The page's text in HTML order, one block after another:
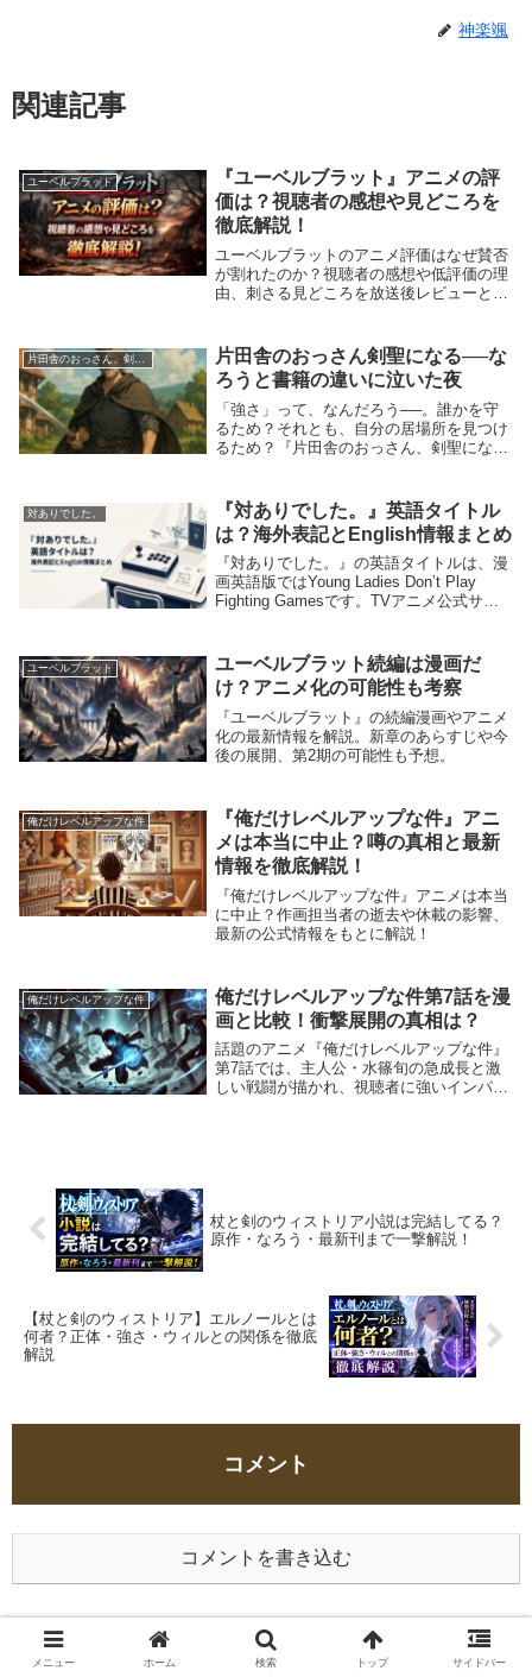
神楽颯
関連記事
ユーベルブラット
『ユーベルブラット』アニメの評
価は？視聴者の感想や見どころを
徹底解説！
ユーベルブラットのアニメ評価はなぜ賛否
が割れたのか？視聴者の感想や低評価の理
由、刺さる見どころを放送後レビューと
片田舎のおっさん、剣聖になる
片田舎のおっさん剣聖になる──な
ろうと書籍の違いに泣いた夜
「強さ」って、なんだろう──。誰かを守
るため？それとも、自分の居場所を見つけ
るため？『片田舎のおっさん、剣聖にな
が、弟子たちの成長と向き合いながら、自
分自身を取り戻...
対ありでした。
『対ありでした。』英語タイトル
は？海外表記とEnglish情報まとめ
『対ありでした。』の英語タイトルは、漫
画英語版ではYoung Ladies Don’t Play
Fighting Gamesです。TVアニメ公式サイ
い～』と...
ユーベルブラット
ユーベルブラット続編は漫画だ
け？アニメ化の可能性も考察
『ユーベルブラット』の続編漫画やアニメ
化の最新情報を解説。新章のあらすじや今
後の展開、第2期の可能性も予想。
俺だけレベルアップな件
『俺だけレベルアップな件』アニ
メは本当に中止？噂の真相と最新
情報を徹底解説！
『俺だけレベルアップな件』アニメは本当
に中止？作画担当者の逝去や休載の影響、
最新の公式情報をもとに解説！
俺だけレベルアップな件
俺だけレベルアップな件第7話を漫
画と比較！衝撃展開の真相は？
話題のアニメ『俺だけレベルアップな件』
第7話では、主人公・水篠旬の急成長と激
しい戦闘が描かれ、視聴者に強いインパク
杖と剣のウィストリア小説は完結してる？
原作・なろう・最新刊まで一撃解説！
【杖と剣のウィストリア】エルノールとは
何者？正体・強さ・ウィルとの関係を徹底
解説
コメント
コメントを書き込む
ホーム アニメ 杖と剣のウィストリア
メニュー ホーム 検索 トップ サイドバー